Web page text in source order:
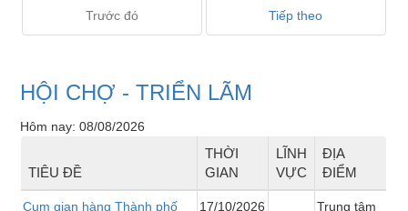
Trước đó Tiếp theo
HỘI CHỢ - TRIỂN LÃM
Hôm nay: 08/08/2026
TIÊU ĐỀ
THỜI
GIAN
LĨNH
VỰC
ĐỊA
ĐIỂM
Cụm gian hàng Thành phố
17/10/2026
Trung tâm